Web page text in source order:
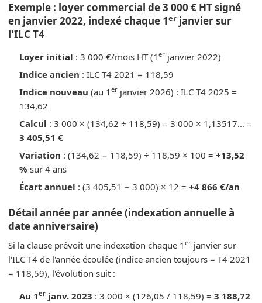
Exemple : loyer commercial de 3 000 € HT signé
en janvier 2022, indexé chaque 1er janvier sur
l'ILC T4
Loyer initial : 3 000 €/mois HT (1 erjanvier 2022)
Indice ancien : ILC T4 2021 = 118,59
Indice nouveau (au 1 erjanvier 2026) : ILC T4 2025 =
134,62
Calcul : 3 000 × (134,62 ÷ 118,59) = 3 000 × 1,13517... =
3 405,51 €
Variation : (134,62 − 118,59) ÷ 118,59 × 100 = +13,52
% sur 4 ans
Écart annuel : (3 405,51 − 3 000) × 12 = +4 866 €/an
Détail année par année (indexation annuelle à
date anniversaire)
Si la clause prévoit une indexation chaque 1 er janvier sur
l'ILC T4 de l'année écoulée (indice ancien toujours = T4 2021
= 118,59), l'évolution suit :
Au 1erjanv. 2023 : 3 000 × (126,05 / 118,59) = 3 188,72